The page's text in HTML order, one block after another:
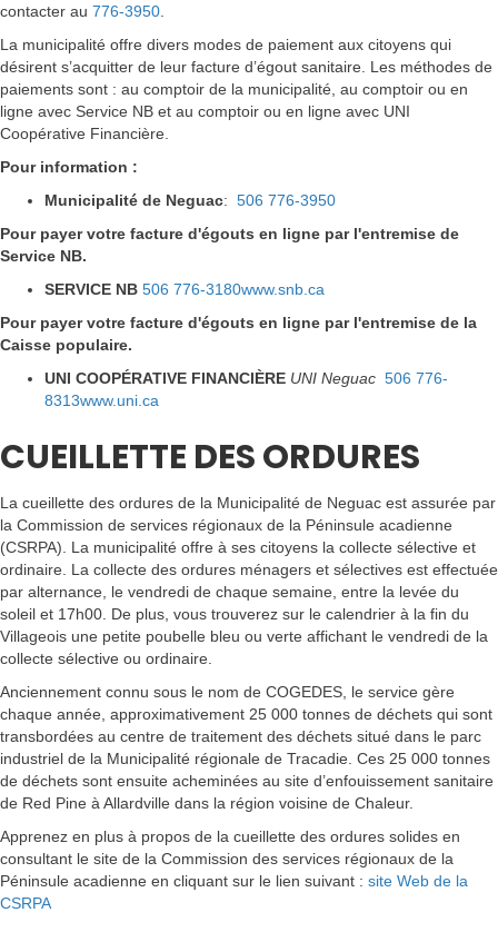
contacter au 776-3950
La municipalité offre divers modes de paiement aux citoyens qui
désirent s’acquitter de leur facture d’égout sanitaire. Les méthodes de
paiements sont : au comptoir de la municipalité, au comptoir ou en
ligne avec Service NB et au comptoir ou en ligne avec UNI
Coopérative Financière.
Pour information :
Municipalité de Neguac: 506 776-3950
Pour payer votre facture d'égouts en ligne par l'entremise de
Service NB.
SERVICE NB 506 776-3180www.snb.ca
Pour payer votre facture d'égouts en ligne par l'entremise de la
Caisse populaire.
UNI COOPÉRATIVE FINANCIÈRE UNI Neguac 506 776-
8313www.uni.ca
CUEILLETTE DES ORDURES
La cueillette des ordures de la Municipalité de Neguac est assurée par
la Commission de services régionaux de la Péninsule acadienne
(CSRPA). La municipalité offre à ses citoyens la collecte sélective et
ordinaire. La collecte des ordures ménagers et sélectives est effectuée
par alternance, le vendredi de chaque semaine, entre la levée du
soleil et 17h00. De plus, vous trouverez sur le calendrier à la fin du
Villageois une petite poubelle bleu ou verte affichant le vendredi de la
collecte sélective ou ordinaire.
Anciennement connu sous le nom de COGEDES, le service gère
chaque année, approximativement 25 000 tonnes de déchets qui sont
transbordées au centre de traitement des déchets situé dans le parc
industriel de la Municipalité régionale de Tracadie. Ces 25 000 tonnes
de déchets sont ensuite acheminées au site d’enfouissement sanitaire
de Red Pine à Allardville dans la région voisine de Chaleur.
Apprenez en plus à propos de la cueillette des ordures solides en
consultant le site de la Commission des services régionaux de la
Péninsule acadienne en cliquant sur le lien suivant : site Web de la
CSRPA